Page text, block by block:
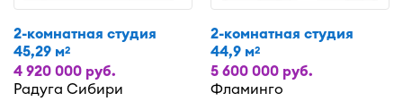
2-комнатная студия
45,29 м2
4 920 000 руб.
Радуга Сибири
2-комнатная студия
44,9 м2
5 600 000 руб.
Фламинго